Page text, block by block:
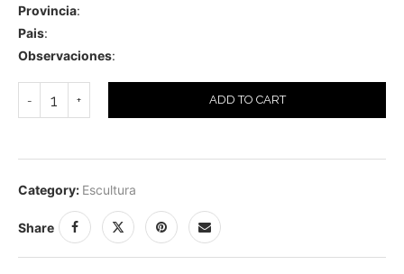
Provincia:
Pais:
Observaciones:
ADD TO CART
Category: Escultura
Share